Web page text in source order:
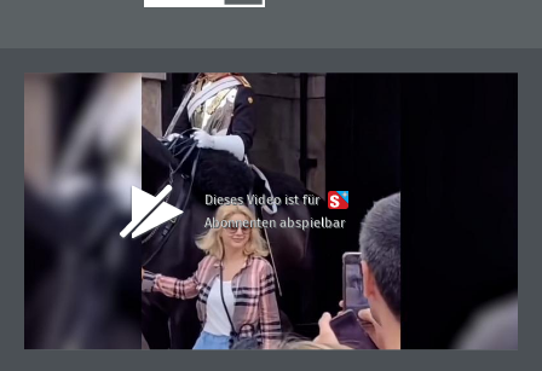
Dieses Video ist für
Abonnenten abspielbar